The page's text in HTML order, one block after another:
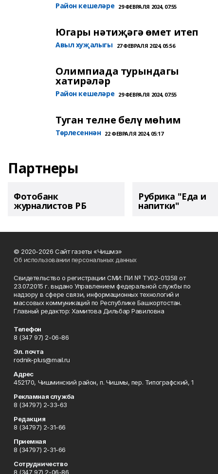
Район кешеләре 29 ФЕВРАЛЯ 2024, 07:55
Югары нәтиҗәгә өмет итеп
Авыл хуҗалыгы 27 ФЕВРАЛЯ 2024, 05:56
Олимпиада турындагы
хатирәләр
Район кешеләре 29 ФЕВРАЛЯ 2024, 07:55
Туган телне белү мөһим
Төрлесеннән 22 ФЕВРАЛЯ 2024, 05:17
Партнеры
Фотобанк
журналистов РБ
Рубрика "Еда и
напитки"
© 2020-2026 Сайт газеты «Чишмэ»
Об использовании персональных данных
Свидетельство о регистрации СМИ: ПИ № ТУ02-01358 от
23.07.2015 г. выдано Управлением федеральной службы по
надзору в сфере связи, информационных технологий и
массовых коммуникаций по Республике Башкортостан.
Главный редактор: Хамитова Дильбар Равиловна
Телефон
8 (347 97) 2-06-86
Эл. почта
rodnik-plus@mail.ru
Адрес
452170, Чишминский район, п. Чишмы, пер. Типографский, 1
Рекламная служба
8 (34797) 2-33-63
Редакция
8 (34797) 2-31-66
Приемная
8 (34797) 2-31-66
Сотрудничество
8 (347 97) 2-06-86